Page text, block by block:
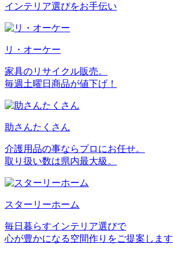
インテリア選びをお手伝い
リ・オーケー
家具のリサイクル販売。
毎週土曜日商品が値下げ！
助さんたくさん
介護用品の事ならプロにお任せ。
取り扱い数は県内最大級。
スターリーホーム
毎日暮らすインテリア選びで
心が豊かになる空間作りをご提案します